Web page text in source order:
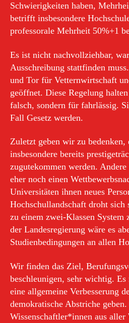
Schwierigkeiten haben,
betrifft insbesondere
professorale Mehrheit 50%+1
Es ist nicht nachvollziehbar,
Ausschreibung stattfinden
und Tor für Vetternwirtschaft
geöffnet. Diese Regelung
falsch, sondern für fahrlässig.
Fall Gesetz werden.
Zuletzt geben wir zu bedenken,
insbesondere bereits
zugutekommen werden.
eher noch einen
Universitäten ihnen neues
Hochschullandschaft droht sich
zu einem zwei-Klassen System
der Landesregierung wäre es
Studienbedingungen an allen
Wir finden das Ziel,
beschleunigen, sehr wichtig.
eine allgemeine Verbesserung
demokratische Abstriche
Wissenschaftler*innen aus aller